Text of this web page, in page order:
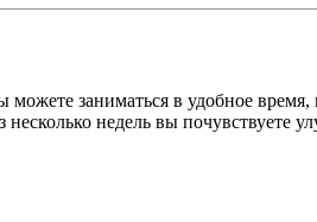
заниматься в удобное
недель вы почувствуете